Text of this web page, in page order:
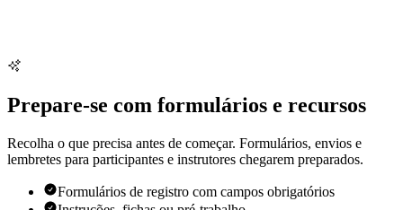
Prepare-se com formulários e recursos
Recolha o que precisa antes de começar. Formulários, envios e
lembretes para participantes e instrutores chegarem preparados.
Formulários de registro com campos obrigatórios